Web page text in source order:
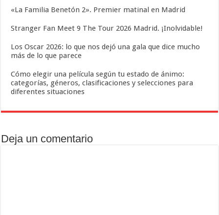
«La Familia Benetón 2». Premier matinal en Madrid
Stranger Fan Meet 9 The Tour 2026 Madrid. ¡Inolvidable!
Los Oscar 2026: lo que nos dejó una gala que dice mucho
más de lo que parece
Cómo elegir una película según tu estado de ánimo:
categorías, géneros, clasificaciones y selecciones para
diferentes situaciones
Deja un comentario